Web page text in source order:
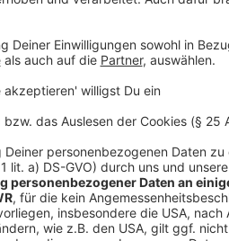
Anzeige
Die Versteigerung startet am
Anzeige